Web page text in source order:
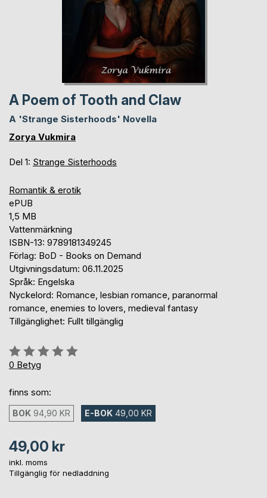
A Poem of Tooth and Claw
A 'Strange Sisterhoods' Novella
Zorya Vukmira
Del 1: Strange Sisterhoods
Romantik & erotik
ePUB
1,5 MB
Vattenmärkning
ISBN-13: 9789181349245
Förlag: BoD - Books on Demand
Utgivningsdatum: 06.11.2025
Språk: Engelska
Nyckelord: Romance, lesbian romance, paranormal
romance, enemies to lovers, medieval fantasy
Tillgänglighet: Fullt tillgänglig
Betyg::
0%
0 Betyg
finns som:
BOK 94,90 KR E-BOK 49,00 KR
49,00 kr
inkl. moms
Tillgänglig för nedladdning